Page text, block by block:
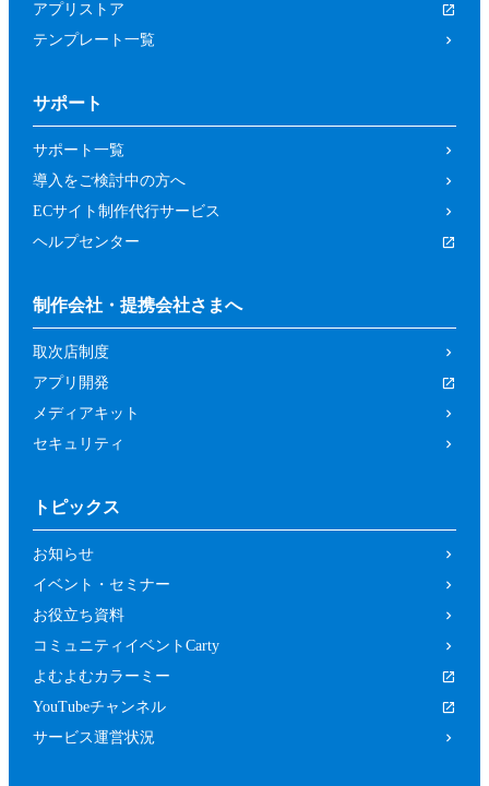
アプリストア
テンプレート一覧
サポート
サポート一覧
導入をご検討中の方へ
ECサイト制作代行サービス
ヘルプセンター
制作会社・提携会社さまへ
取次店制度
アプリ開発
メディアキット
セキュリティ
トピックス
お知らせ
イベント・セミナー
お役立ち資料
コミュニティイベントCarty
よむよむカラーミー
YouTubeチャンネル
サービス運営状況